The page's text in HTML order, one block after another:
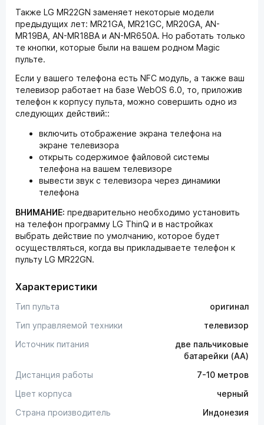
Также LG MR22GN заменяет некоторые модели
предыдущих лет: MR21GA, MR21GC, MR20GA, AN-
MR19BA, AN-MR18BA и AN-MR650A. Но работать только
те кнопки, которые были на вашем родном Magic
пульте.
Если у вашего телефона есть NFC модуль, а также ваш
телевизор работает на базе WebOS 6.0, то, приложив
телефон к корпусу пульта, можно совершить одно из
следующих действий::
включить отображение экрана телефона на
экране телевизора
открыть содержимое файловой системы
телефона на вашем телевизоре
вывести звук с телевизора через динамики
телефона
ВНИМАНИЕ: предварительно необходимо установить
на телефон программу LG ThinQ и в настройках
выбрать действие по умолчанию, которое будет
осуществляться, когда вы прикладываете телефон к
пульту LG MR22GN.
Характеристики
Тип пульта
оригинал
Тип управляемой техники
телевизор
Источник питания
две пальчиковые
батарейки (AA)
Дистанция работы
7-10 метров
Цвет корпуса
черный
Страна производитель
Индонезия